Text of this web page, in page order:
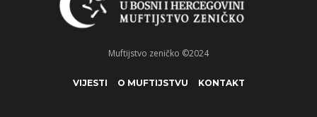
Muftijstvo zeničko ©2024
VIJESTI O MUFTIJSTVU KONTAKT